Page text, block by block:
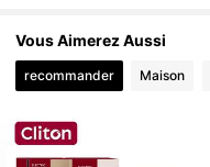
Vous Aimerez Aussi
recommander Maison